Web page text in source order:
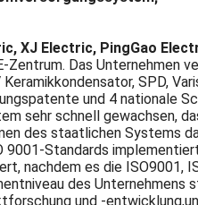
XJ Electric, PingGao
Das Unternehmen
SPD,
und 4 nationale
sehr schnell gewachsen,
des staatlichen Systems
Standards
nachdem es die ISO9001,
des Unternehmens
und -